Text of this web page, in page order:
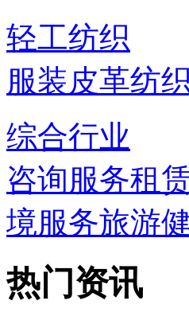
轻工纺织
服装皮革纺
综合行业
咨询服务租
境服务旅游
热门资讯